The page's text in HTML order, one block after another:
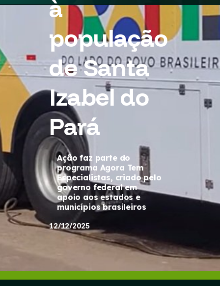
à
população
de Santa
Izabel do
Pará
Ação faz parte do
programa Agora Tem
Especialistas, criado pelo
governo federal em
apoio aos estados e
municípios brasileiros
12/12/2025